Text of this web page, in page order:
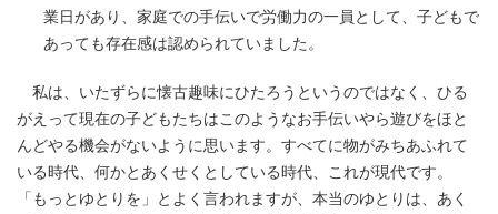
業日があり、家庭での手伝いで労働力の一員として、子どもで
あっても存在感は認められていました。
私は、いたずらに懐古趣味にひたろうというのではなく、ひる
がえって現在の子どもたちはこのようなお手伝いやら遊びをほと
んどやる機会がないように思います。すべてに物がみちあふれて
いる時代、何かとあくせくとしている時代、これが現代です。
「もっとゆとりを」とよく言われますが、本当のゆとりは、あく